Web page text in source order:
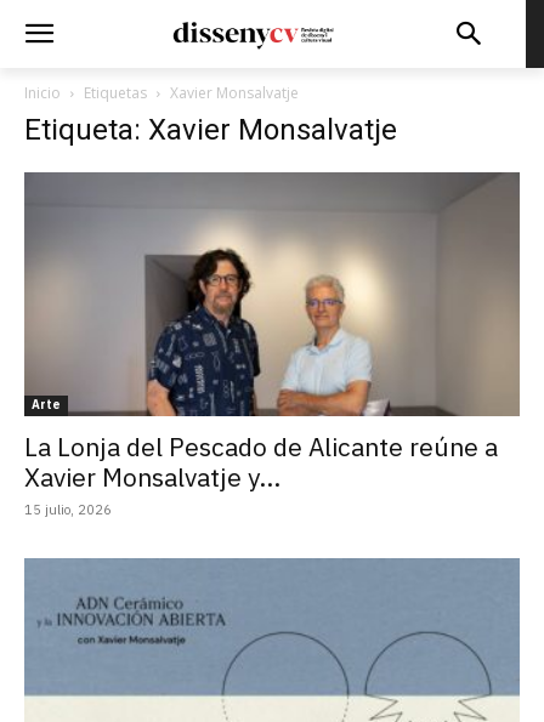
Inicio Etiquetas Xavier Monsalvatje
Etiqueta: Xavier Monsalvatje
Arte
La Lonja del Pescado de Alicante reúne a
Xavier Monsalvatje y...
15 julio, 2026